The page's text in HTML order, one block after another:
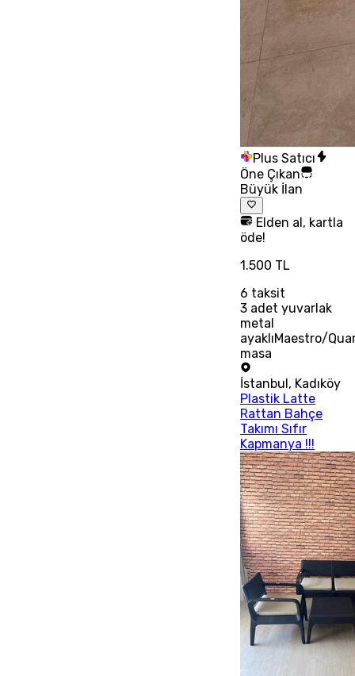
Plus Satıcı
Öne Çıkan
Büyük İlan
Elden al, kartla
öde!
1.500 TL
6 taksit
3 adet yuvarlak
metal
ayaklıMaestro/
masa
İstanbul, Kadıköy
Plastik Latte
Rattan Bahçe
Takımı Sıfır
Kapmanya !!!